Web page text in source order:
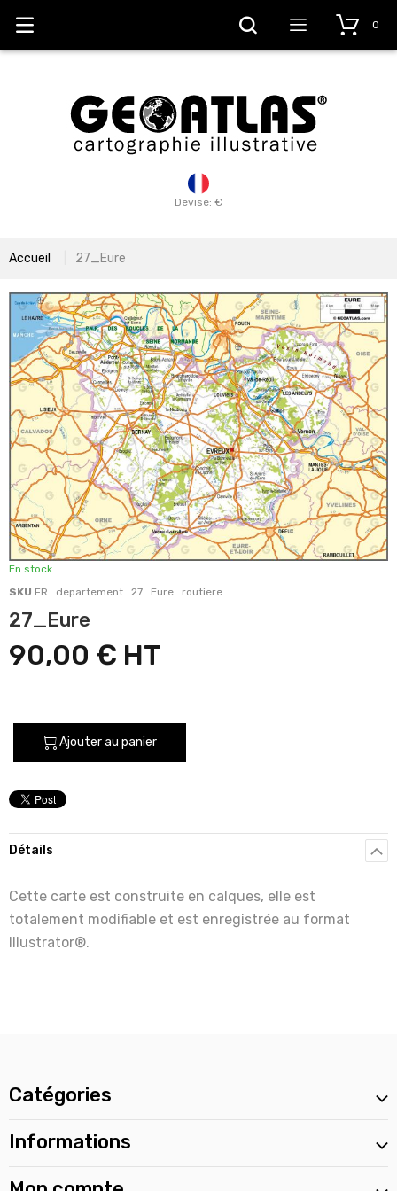
Devise: €
0
Accueil 27_Eure
En stock
SKU FR_departement_27_Eure_routiere
27_Eure
90,00 €
Ajouter au panier
Détails
Cette carte est construite en calques, elle est
totalement modifiable et est enregistrée au format
Illustrator®.
Catégories
Informations